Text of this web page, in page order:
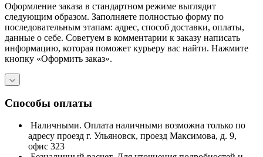
Оформление заказа в стандартном режиме выглядит
следующим образом. Заполняете полностью форму по
последовательным этапам: адрес, способ доставки, оплаты,
данные о себе. Советуем в комментарии к заказу написать
информацию, которая поможет курьеру вас найти. Нажмите
кнопку «Оформить заказ».
Способы оплаты
Наличными. Оплата наличными возможна только по
адресу проезд г. Ульяновск, проезд Максимова, д. 9,
офис 323